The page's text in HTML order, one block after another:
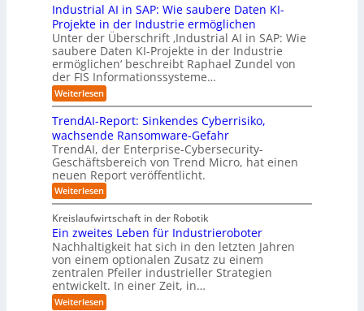
r
u
n
g
s
l
ö
s
u
n
g
e
n
s
t
r
i
e
a
u
t
o
m
a
t
i
s
i
e
r
u
n
g
a
l
u
s
i
n
s
s
E
c
o
s
y
s
t
e
m
o
n
O
r
g
w
ä
c
h
s
w
e
i
t
e
r
t
M
i
s
s
t
r
a
u
e
n
g
e
g
e
n
b
e
n
i
a
r
s
h
i
l
f
t
b
e
i
d
e
r
O
r
i
e
n
i
e
Industrial AI in SAP: Wie saubere Daten KI-
Projekte in der Industrie ermöglichen
Unter der Überschrift ‚Industrial AI in SAP: Wie
saubere Daten KI-Projekte in der Industrie
ermöglichen‘ beschreibt Raphael Zundel von
der FIS Informationssysteme…
Weiterlesen:
I
n
d
u
s
t
r
i
a
l
A
I
i
n
S
P
:
W
TrendAI-Report: Sinkendes Cyberrisiko,
wachsende Ransomware-Gefahr
TrendAI, der Enterprise-Cybersecurity-
Geschäftsbereich von Trend Micro, hat einen
neuen Report veröffentlicht.
Weiterlesen:
T
r
e
n
d
A
-
R
e
Kreislaufwirtschaft in der Robotik
Ein zweites Leben für Industrieroboter
Nachhaltigkeit hat sich in den letzten Jahren
von einem optionalen Zusatz zu einem
zentralen Pfeiler industrieller Strategien
entwickelt. In einer Zeit, in…
Weiterlesen: